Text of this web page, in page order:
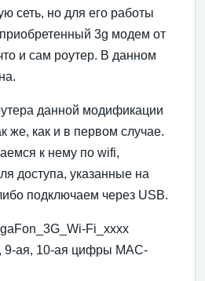
сеть, но для его работы
приобретенный 3g модем от
и сам роутер. В данном
данной модификации
же, как и в первом случае.
к нему по wifi,
доступа, указанные на
подключаем через USB.
Fi_xxxx
9-ая, 10-ая цифры MAC-